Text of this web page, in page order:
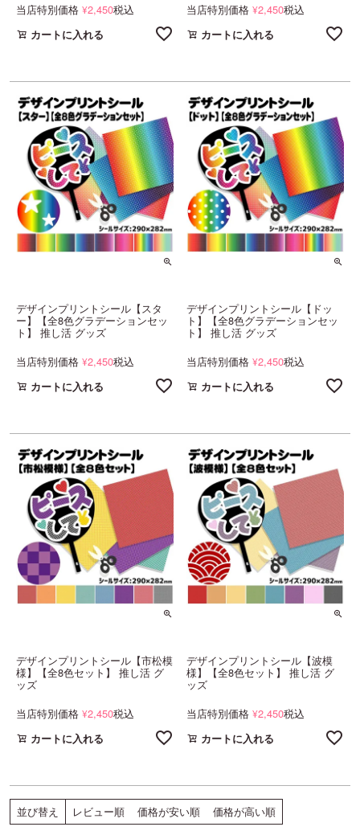
当店特別価格 ¥2,450税込
カートに入れる
当店特別価格 ¥2,450税込
カートに入れる
デザインプリントシール【スタ
ー】【全8色グラデーションセッ
ト】 推し活 グッズ
当店特別価格 ¥2,450税込
カートに入れる
デザインプリントシール【ドッ
ト】【全8色グラデーションセッ
ト】 推し活 グッズ
当店特別価格 ¥2,450税込
カートに入れる
デザインプリントシール【市松模
様】【全8色セット】 推し活 グ
ッズ
当店特別価格 ¥2,450税込
カートに入れる
デザインプリントシール【波模
様】【全8色セット】 推し活 グ
ッズ
当店特別価格 ¥2,450税込
カートに入れる
並び替え レビュー順 価格が安い順 価格が高い順